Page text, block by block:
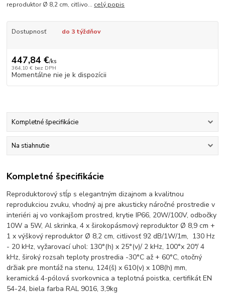
reproduktor Ø 8,2 cm, citlivo... celý popis
Dostupnosť do 3 týždňov
447,84 €/ks
364,10 € bez DPH
Momentálne nie je k dispozícii
Kompletné špecifikácie
Na stiahnutie
Kompletné špecifikácie
Reproduktorový stĺp s elegantným dizajnom a kvalitnou
reprodukciou zvuku, vhodný aj pre akusticky náročné prostredie v
interiéri aj vo vonkajšom prostred, krytie IP66, 20W/100V, odbočky
10W a 5W, Al skrinka, 4 x širokopásmový reproduktor Ø 8,9 cm +
1 x výškový reproduktor Ø 8,2 cm, citlivosť 92 dB/1W/1m, 130 Hz
- 20 kHz, vyžarovací uhol: 130°(h) x 25°(v)/ 2 kHz, 100°x 20°/ 4
kHz, široký rozsah teploty prostredia -30°C až + 60°C, otočný
držiak pre montáž na stenu, 124(š) x 610(v) x 108(h) mm,
keramická 4-pólová svorkovnica a teplotná poistka, certifikát EN
54-24, biela farba RAL 9016, 3,9kg